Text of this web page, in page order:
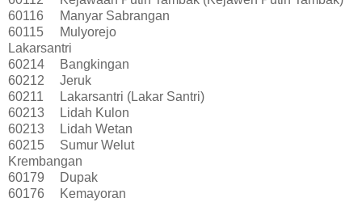
60116
Manyar Sabrangan
60115
Mulyorejo
Lakarsantri
60214
Bangkingan
60212
Jeruk
60211
Lakarsantri (Lakar Santri)
60213
Lidah Kulon
60213
Lidah Wetan
60215
Sumur Welut
Krembangan
60179
Dupak
60176
Kemayoran